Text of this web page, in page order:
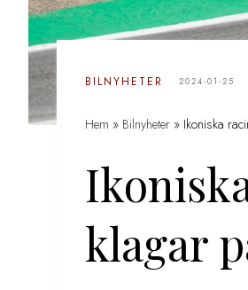
BILNYHETER 2024-01-25
Hem » Bilnyheter » Ikoniska
klagar